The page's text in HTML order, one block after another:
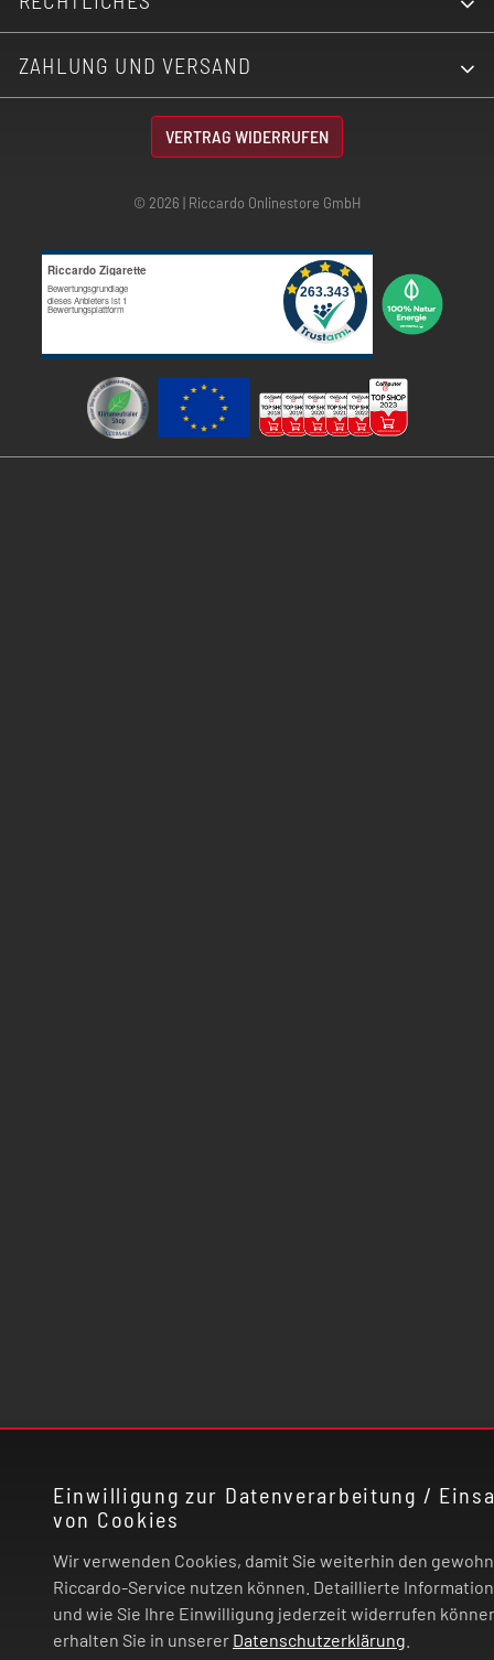
Einwilligung zur Datenverarbeitung /
von Cookies
Wir verwenden Cookies, damit Sie weiterhin den
Riccardo-Service nutzen können. Detaillierte
und wie Sie Ihre Einwilligung jederzeit widerrufen
erhalten Sie in unserer Datenschutzerklärung
ZAHLUNG UND VERSAND
VERTRAG WIDERRUFEN
© 2026 | Riccardo Onlinestore GmbH